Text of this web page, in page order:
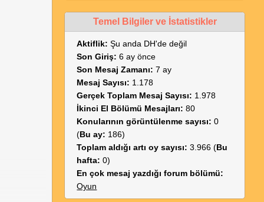
Temel Bilgiler ve İstatistikler
Aktiflik: Şu anda DH'de değil
Son Giriş: 6 ay önce
Son Mesaj Zamanı: 7 ay
Mesaj Sayısı: 1.178
Gerçek Toplam Mesaj Sayısı: 1.978
İkinci El Bölümü Mesajları: 80
Konularının görüntülenme sayısı: 0
(Bu ay: 186)
Toplam aldığı artı oy sayısı: 3.966 (Bu
hafta: 0)
En çok mesaj yazdığı forum bölümü:
Oyun